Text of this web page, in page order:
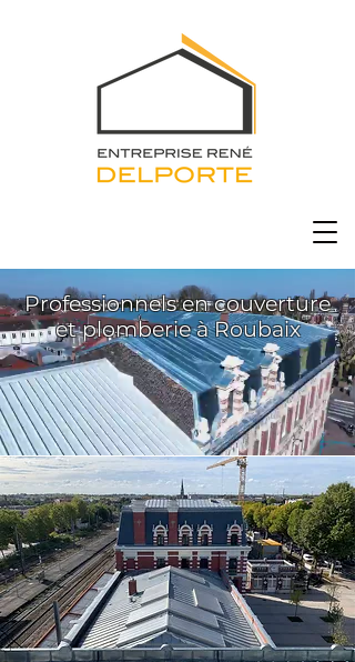
Professionnels en couverture
et plomberie à Roubaix